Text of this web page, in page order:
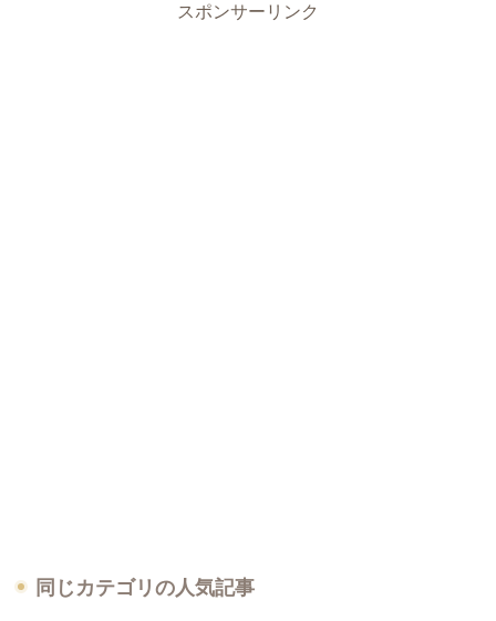
スポンサーリンク
同じカテゴリの人気記事